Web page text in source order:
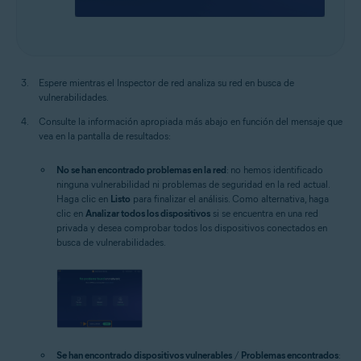
Espere mientras el Inspector de red analiza su red en busca de
vulnerabilidades.
Consulte la información apropiada más abajo en función del mensaje que
vea en la pantalla de resultados:
No se han encontrado problemas en la red: no hemos identificado
ninguna vulnerabilidad ni problemas de seguridad en la red actual.
Haga clic en Listo para finalizar el análisis. Como alternativa, haga
clic en Analizar todos los dispositivos si se encuentra en una red
privada y desea comprobar todos los dispositivos conectados en
busca de vulnerabilidades.
Se han encontrado dispositivos vulnerables / Problemas encontrados: